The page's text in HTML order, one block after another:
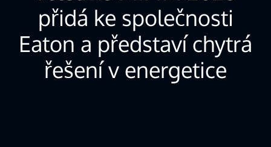
přidá ke společnosti
Eaton a představí chytrá
řešení v energetice